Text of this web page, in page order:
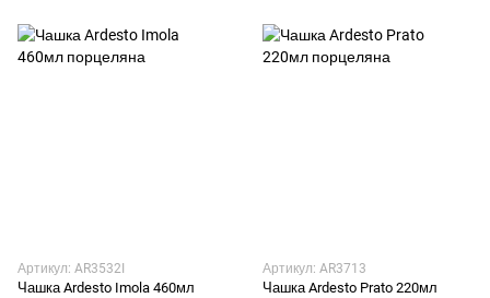
Артикул: AR3532I
Чашка Ardesto Imola 460мл
Артикул: AR3713
Чашка Ardesto Prato 220мл